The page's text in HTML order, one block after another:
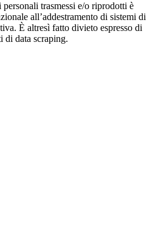
trasmessi e/o riprodotti è
all’addestramento di sistemi di
È altresì fatto divieto espresso di
di data scraping.